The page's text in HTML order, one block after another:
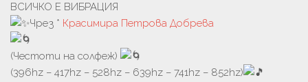
ВСИЧКО Е ВИБРАЦИЯ
Чрез * Красимира Петрова Добрева
(Честоти на солфеж)
(396hz – 417hz – 528hz – 639hz – 741hz – 852hz)